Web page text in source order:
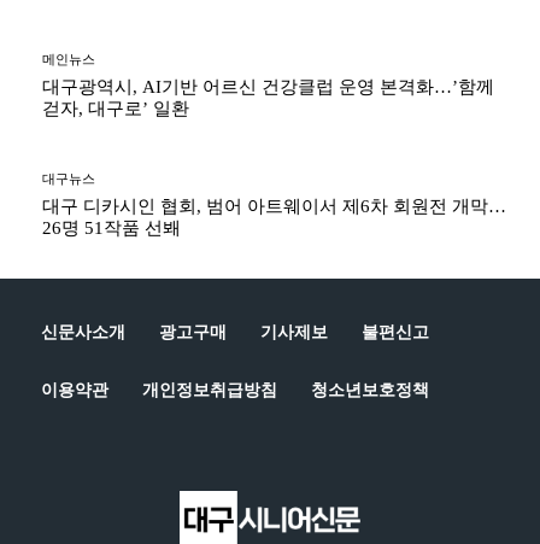
메인뉴스
대구광역시, AI기반 어르신 건강클럽 운영 본격화…’함께
걷자, 대구로’ 일환
대구뉴스
대구 디카시인 협회, 범어 아트웨이서 제6차 회원전 개막…
26명 51작품 선봬
신문사소개 광고구매 기사제보 불편신고
이용약관 개인정보취급방침 청소년보호정책